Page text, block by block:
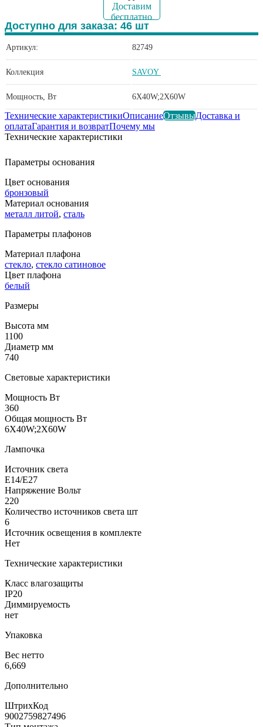
Доставим
бесплатно
Доступно для заказа: 46 шт
Артикул: 82749
Коллекция SAVOY
Мощность, Вт 6X40W;2X60W
Технические характеристикиОписаниеОтзывыДоставка и
оплатаГарантия и возвратПочему мы
Технические характеристики
Параметры основания
Цвет основания
бронзовый
Материал основания
металл литой, сталь
Параметры плафонов
Материал плафона
стекло, стекло сатиновое
Цвет плафона
белый
Размеры
Высота мм
1100
Диаметр мм
740
Световые характеристики
Мощность Вт
360
Общая мощность Вт
6X40W;2X60W
Лампочка
Источник света
Е14/E27
Напряжение Вольт
220
Количество источников света шт
6
Источник освещения в комплекте
Нет
Технические характеристики
Класс влагозащиты
IP20
Диммируемость
нет
Упаковка
Вес нетто
6,669
Дополнительно
ШтрихКод
9002759827496